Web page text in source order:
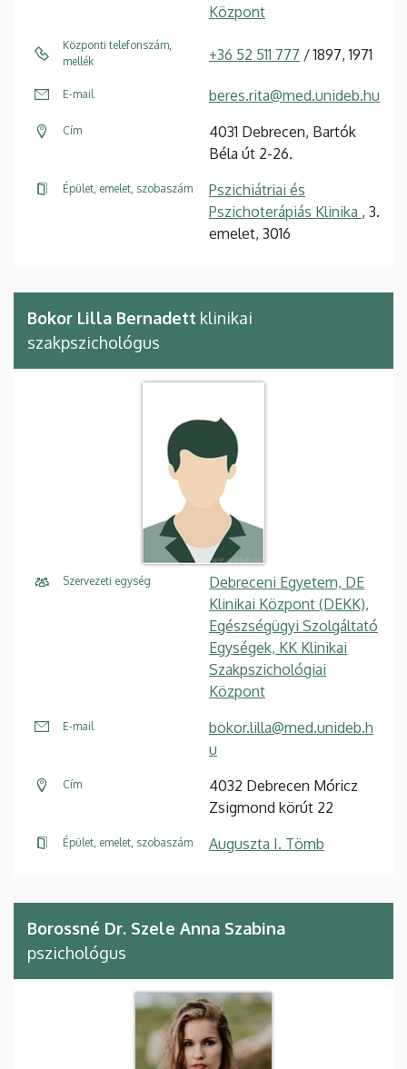
Központ
Központi telefonszám,
mellék
+36 52 511 777 / 1897, 1971
E-mail beres.rita@med.unideb.hu
Cím
4031 Debrecen, Bartók
Béla út 2-26.
Épület, emelet, szobaszám
Pszichiátriai és
Pszichoterápiás Klinika , 3.
emelet, 3016
Bokor Lilla Bernadett klinikai
szakpszichológus
Szervezeti egység
Debreceni Egyetem, DE
Klinikai Központ (DEKK),
Egészségügyi Szolgáltató
Egységek, KK Klinikai
Szakpszichológiai
Központ
E-mail
bokor.lilla@med.unideb.h
u
Cím
4032 Debrecen Móricz
Zsigmond körút 22
Épület, emelet, szobaszám Auguszta I. Tömb
Borossné Dr. Szele Anna Szabina
pszichológus